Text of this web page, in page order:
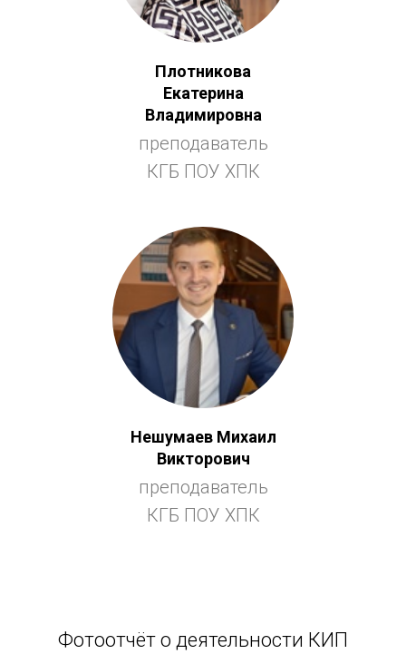
Плотникова
Екатерина
Владимировна
преподаватель
КГБ ПОУ ХПК
Нешумаев Михаил
Викторович
преподаватель
КГБ ПОУ ХПК
Фотоотчёт о деятельности КИП